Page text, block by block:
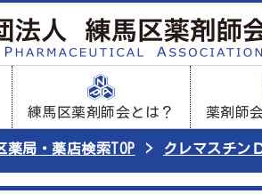
練馬区薬剤師会とは？ 薬剤師
薬局・薬店検索TOP クレマスチン